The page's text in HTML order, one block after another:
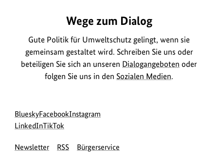
Wege zum Dialog
Gute Politik für Umweltschutz gelingt, wenn sie
gemeinsam gestaltet wird. Schreiben Sie uns oder
beteiligen Sie sich an unseren Dialogangeboten oder
folgen Sie uns in den Sozialen Medien.
Social
Media
Blueskyzur
Bluesky-
des
Facebookzur
des
Instagram
des
LinkedInzur
Seite
zur
Seite
TikTok
Newsletter RSS Bürgerservice